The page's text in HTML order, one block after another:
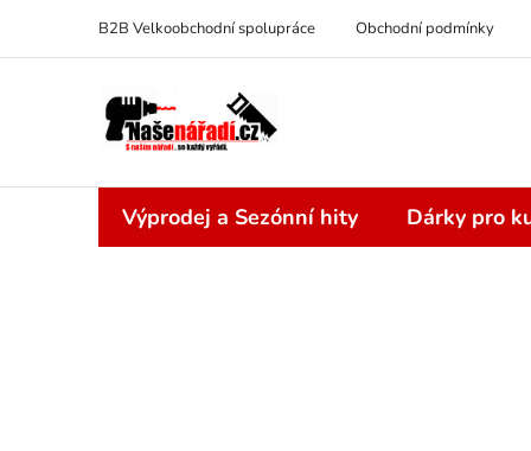
obsah
B2B Velkoobchodní spolupráce Obchodní podmínky
Výprodej a Sezónní hity Dárky pro